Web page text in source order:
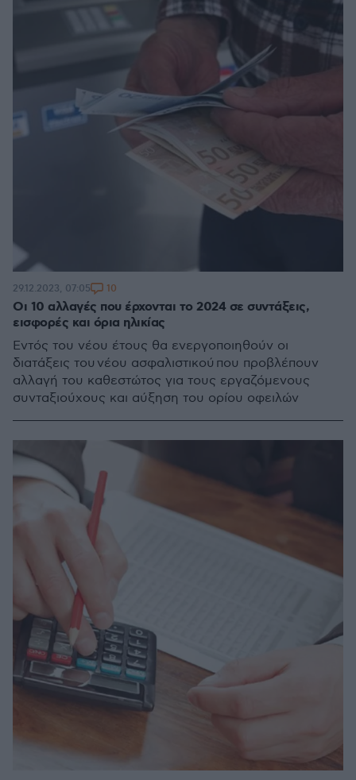
Οι 10 αλλαγές που έρχονται το 2024 σε συντάξεις,
εισφορές και όρια ηλικίας
Εντός του νέου έτους θα ενεργοποιηθούν οι
διατάξεις του νέου ασφαλιστικού που προβλέπουν
αλλαγή του καθεστώτος για τους εργαζόμενους
συνταξιούχους και αύξηση του ορίου οφειλών
29.12.2023, 07:05 10